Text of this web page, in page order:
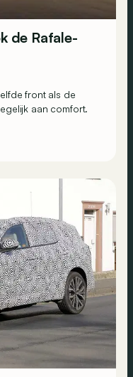
de Rafale-
front als de
aan comfort.